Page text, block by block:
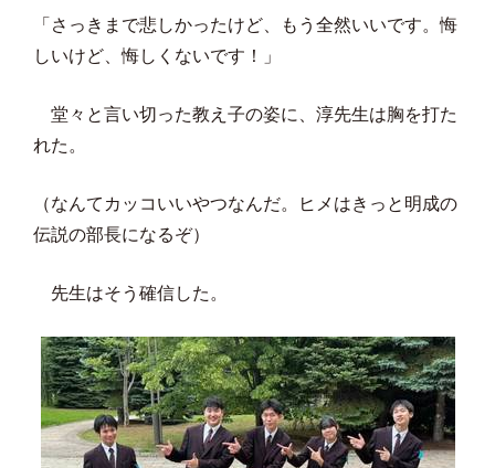
「さっきまで悲しかったけど、もう全然いいです。悔
しいけど、悔しくないです！」
堂々と言い切った教え子の姿に、淳先生は胸を打た
れた。
（なんてカッコいいやつなんだ。ヒメはきっと明成の
伝説の部長になるぞ）
先生はそう確信した。